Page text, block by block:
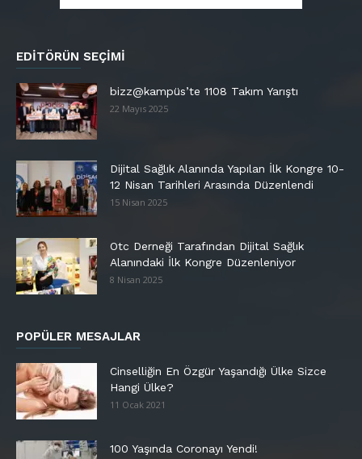
EDITÖRÜN SEÇIMI
bizz@kampüs’te 1108 Takım Yarıştı
22 Mayıs 2025
Dijital Sağlık Alanında Yapılan İlk Kongre 10-
12 Nisan Tarihleri Arasında Düzenlendi
15 Nisan 2025
Otc Derneği Tarafından Dijital Sağlık
Alanındaki İlk Kongre Düzenleniyor
8 Nisan 2025
POPÜLER MESAJLAR
Cinselliğin En Özgür Yaşandığı Ülke Sizce
Hangi Ülke?
11 Ocak 2021
100 Yaşında Coronayı Yendi!